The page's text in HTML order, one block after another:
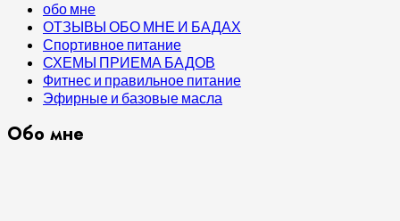
обо мне
ОТЗЫВЫ ОБО МНЕ И БАДАХ
Спортивное питание
СХЕМЫ ПРИЕМА БАДОВ
Фитнес и правильное питание
Эфирные и базовые масла
Обо мне